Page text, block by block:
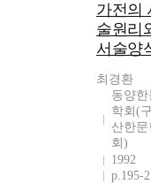
가전의
술원리
서술양
최경환
동양한
학회(
산한문
회)
1992
p.195-